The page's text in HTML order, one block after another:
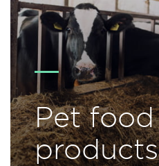
Pet food
products